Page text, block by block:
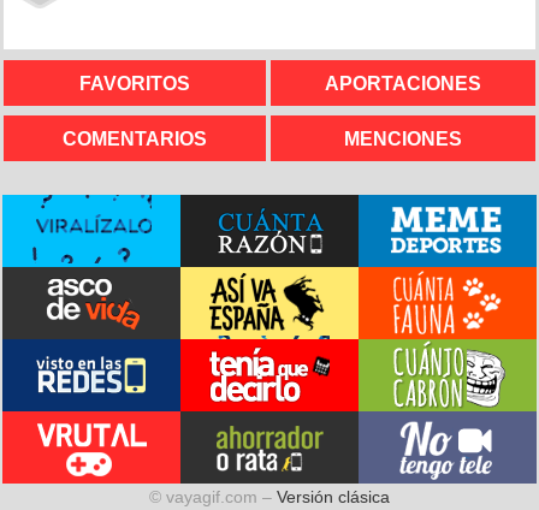
FAVORITOS APORTACIONES
COMENTARIOS MENCIONES
© vayagif.com – Versión clásica